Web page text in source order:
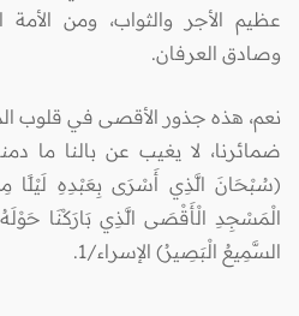
عظيم الأجر والثواب، ومن الأمة
وصادق العرفان.
نعم، هذه جذور الأقصى في قلوب
ضمائرنا، لا يغيب عن بالنا ما
(سُبْحَانَ الَّذِي أَسْرَى بِعَبْدِهِ لَيْلًا
الْمَسْجِدِ الْأَقْصَى الَّذِي بَارَكْنَا حَوْلَهُ
السَّمِيعُ الْبَصِيرُ) الإسراء/1.